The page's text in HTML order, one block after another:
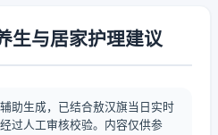
生与居家护理建议
助生成，已结合敖汉旗当日实时
过人工审核校验。内容仅供参